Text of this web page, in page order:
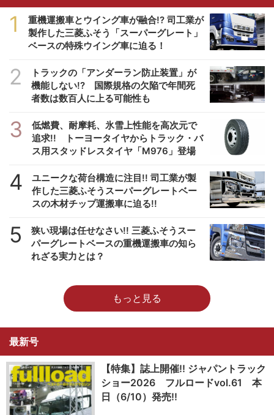
1
重機運搬車とウイング車が融合!? 司工業が
製作した三菱ふそう「スーパーグレート」
ベースの特殊ウイング車に迫る！
2
トラックの「アンダーラン防止装置」が
機能しない!? 国際規格の欠陥で年間死
者数は数百人に上る可能性も
3
低燃費、耐摩耗、氷雪上性能を高次元で
追求!! トーヨータイヤからトラック・バ
ス用スタッドレスタイヤ「M976」登場
4
ユニークな荷台構造に注目!! 司工業が製
作した三菱ふそうスーパーグレートベー
スの木材チップ運搬車に迫る!!
5
狭い現場は任せなさい!! 三菱ふそうスー
パーグレートベースの重機運搬車の知ら
れざる実力とは？
もっと見る
最新号
【特集】誌上開催!! ジャパントラック
ショー2026 フルロードvol.61 本
日（6/10）発売!!